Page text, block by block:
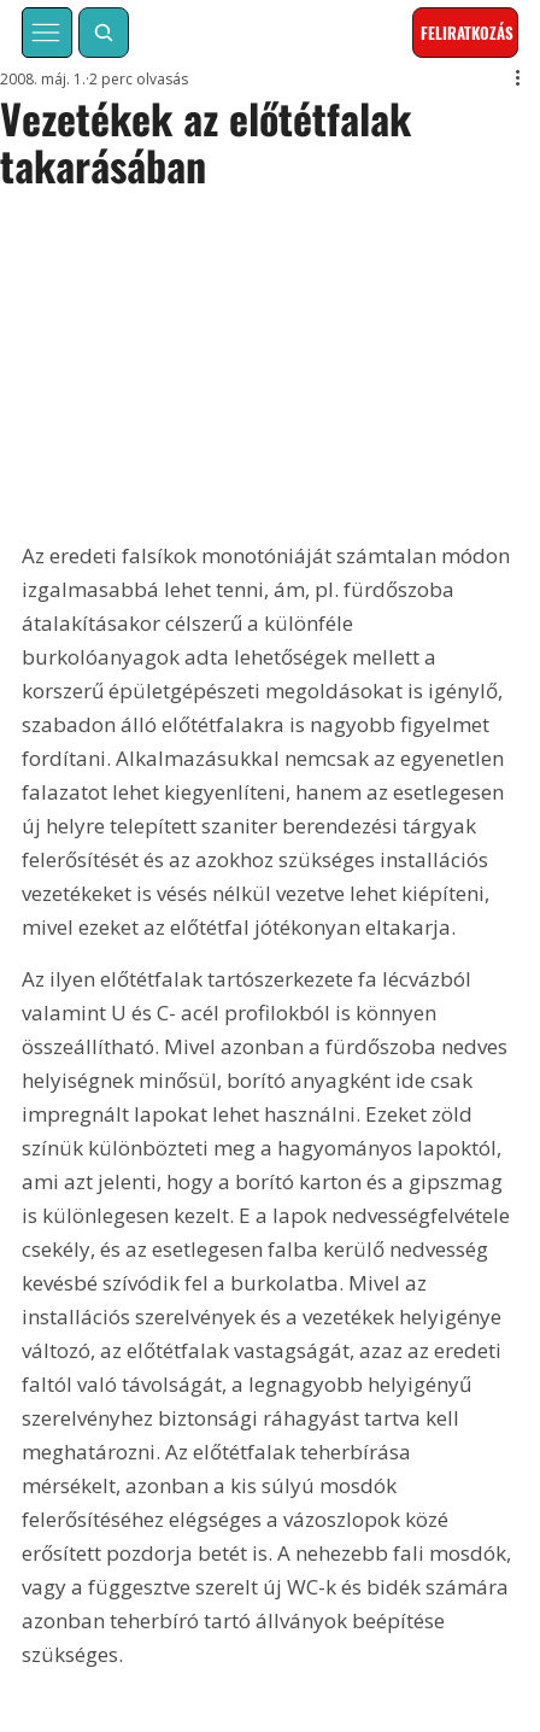
FELIRATKOZÁS
Vezetékek az előtétfalak
takarásában
2008. máj. 1. 2 perc olvasás
Az eredeti falsíkok monotóniáját számtalan módon
izgalmasabbá lehet tenni, ám, pl. fürdőszoba
átalakításakor célszerű a különféle
burkolóanyagok adta lehetőségek mellett a
korszerű épületgépészeti megoldásokat is igénylő,
szabadon álló előtétfalakra is nagyobb figyelmet
fordítani. Alkalmazásukkal nemcsak az egyenetlen
falazatot lehet kiegyenlíteni, hanem az esetlegesen
új helyre telepített szaniter berendezési tárgyak
felerősítését és az azokhoz szükséges installációs
vezetékeket is vésés nélkül vezetve lehet kiépíteni,
mivel ezeket az előtétfal jótékonyan eltakarja.
Az ilyen előtétfalak tartószerkezete fa lécvázból
valamint U és C- acél profilokból is könnyen
összeállítható. Mivel azonban a fürdőszoba nedves
helyiségnek minősül, borító anyagként ide csak
impregnált lapokat lehet használni. Ezeket zöld
színük különbözteti meg a hagyományos lapoktól,
ami azt jelenti, hogy a borító karton és a gipszmag
is különlegesen kezelt. E a lapok nedvességfelvétele
csekély, és az esetlegesen falba kerülő nedvesség
kevésbé szívódik fel a burkolatba. Mivel az
installációs szerelvények és a vezetékek helyigénye
változó, az előtétfalak vastagságát, azaz az eredeti
faltól való távolságát, a legnagyobb helyigényű
szerelvényhez biztonsági ráhagyást tartva kell
meghatározni. Az előtétfalak teherbírása
mérsékelt, azonban a kis súlyú mosdók
felerősítéséhez elégséges a vázoszlopok közé
erősített pozdorja betét is. A nehezebb fali mosdók,
vagy a függesztve szerelt új WC-k és bidék számára
azonban teherbíró tartó állványok beépítése
szükséges.